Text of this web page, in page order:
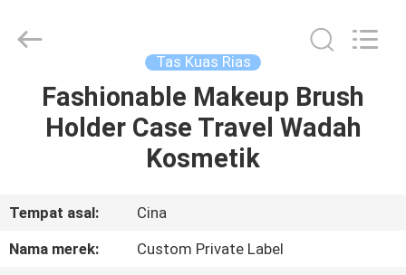
RUMAH
TENTANG
KAMI
Tas Kuas Rias
Fashionable Makeup Brush
Holder Case Travel Wadah
Kosmetik
Tempat asal:
Cina
Nama merek:
Custom Private Label